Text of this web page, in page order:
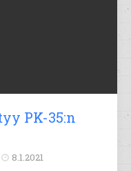
PK-35:n
8.1.2021